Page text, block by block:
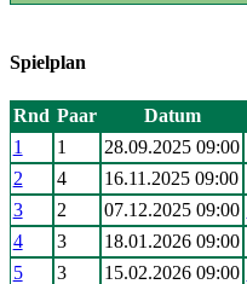
Spielplan
Rnd Paar Datum
1
1 28.09.2025 09:00
2
4 16.11.2025 09:00
3
2 07.12.2025 09:00
4
3 18.01.2026 09:00
5
3 15.02.2026 09:00